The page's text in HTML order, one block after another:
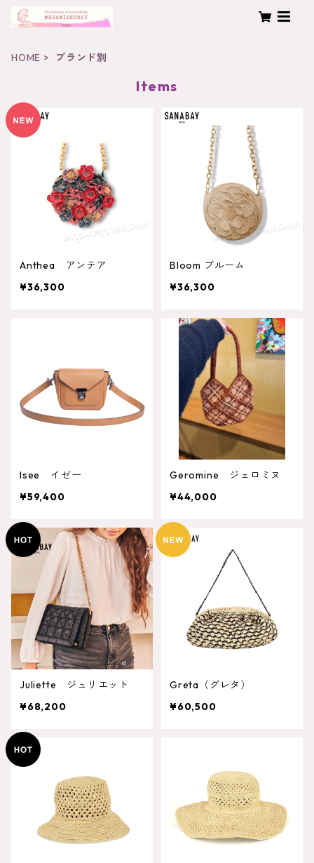
HOME ブランド別
Items
Anthea アンテア
¥36,300
Bloom ブルーム
¥36,300
Isee イゼー
¥59,400
Geromine ジェロミヌ
¥44,000
Juliette ジュリエット
¥68,200
Greta（グレタ）
¥60,500